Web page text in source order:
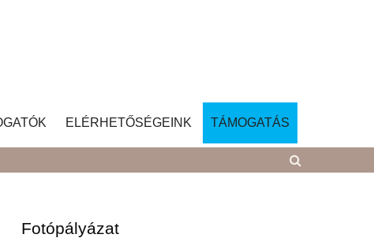
ELÉRHETŐSÉGEINK TÁMOGATÁS
Fotópályázat